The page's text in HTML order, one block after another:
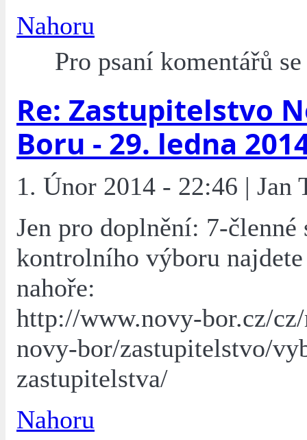
Nahoru
Pro psaní komentářů
Re: Zastupitelstvo
Boru - 29. ledna
1. Únor 2014 - 22:46 | Jan
Jen pro doplnění: 7-členné
kontrolního výboru najdete
nahoře:
http://www.novy-bor.cz/
novy-bor/zastupitelstvo/
zastupitelstva/
Nahoru